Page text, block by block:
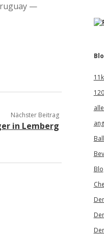
—
Nächster Beitrag
in Lemberg